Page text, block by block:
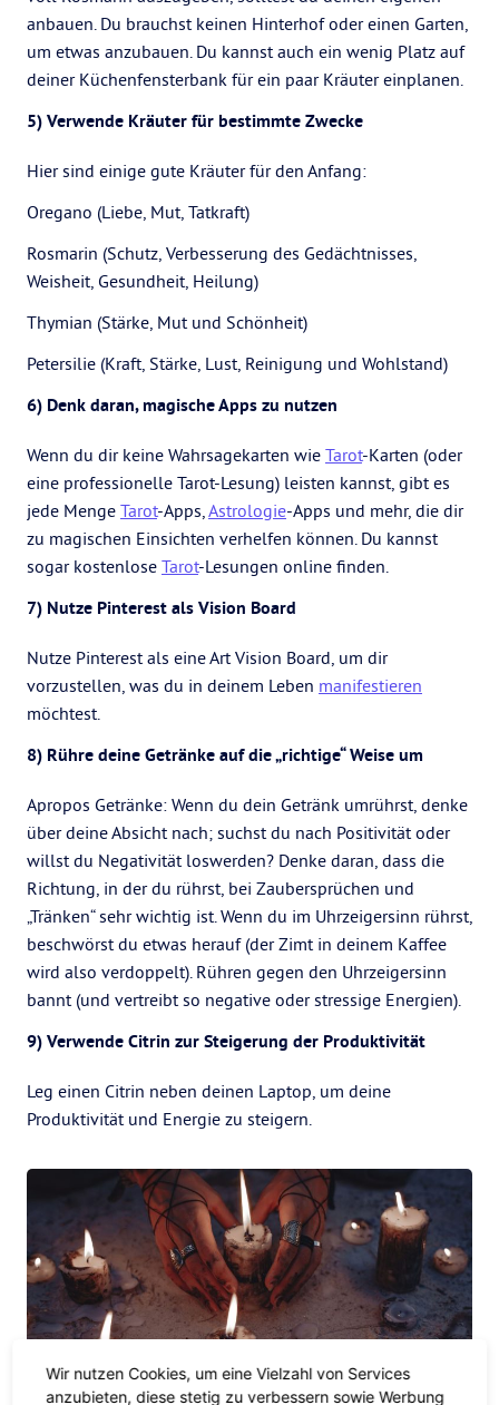
anbauen. Du brauchst keinen Hinterhof oder einen Garten,
um etwas anzubauen. Du kannst auch ein wenig Platz auf
deiner Küchenfensterbank für ein paar Kräuter einplanen.
5) Verwende Kräuter für bestimmte Zwecke
Hier sind einige gute Kräuter für den Anfang:
Oregano (Liebe, Mut, Tatkraft)
Rosmarin (Schutz, Verbesserung des Gedächtnisses,
Weisheit, Gesundheit, Heilung)
Thymian (Stärke, Mut und Schönheit)
Petersilie (Kraft, Stärke, Lust, Reinigung und Wohlstand)
6) Denk daran, magische Apps zu nutzen
Wenn du dir keine Wahrsagekarten wie Tarot-Karten (oder
eine professionelle Tarot-Lesung) leisten kannst, gibt es
jede Menge Tarot-Apps,Astrologie-Apps und mehr, die dir
zu magischen Einsichten verhelfen können. Du kannst
sogar kostenlose Tarot-Lesungen online finden.
7) Nutze Pinterest als Vision Board
Nutze Pinterest als eine Art Vision Board, um dir
vorzustellen, was du in deinem Leben manifestieren
möchtest.
8) Rühre deine Getränke auf die „richtige“ Weise um
Apropos Getränke: Wenn du dein Getränk umrührst, denke
über deine Absicht nach; suchst du nach Positivität oder
willst du Negativität loswerden? Denke daran, dass die
Richtung, in der du rührst, bei Zaubersprüchen und
„Tränken“ sehr wichtig ist. Wenn du im Uhrzeigersinn rührst,
beschwörst du etwas herauf (der Zimt in deinem Kaffee
wird also verdoppelt). Rühren gegen den Uhrzeigersinn
bannt (und vertreibt so negative oder stressige Energien).
9) Verwende Citrin zur Steigerung der Produktivität
Leg einen Citrin neben deinen Laptop, um deine
Produktivität und Energie zu steigern.
Wir nutzen Cookies, um eine Vielzahl von Services
anzubieten, diese stetig zu verbessern sowie Werbung